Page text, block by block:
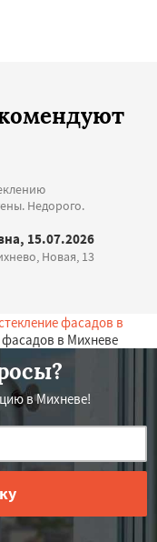
Недорого.
15.07.2026
Новая, 13
фасадов в
в Михневе
в Михневе!